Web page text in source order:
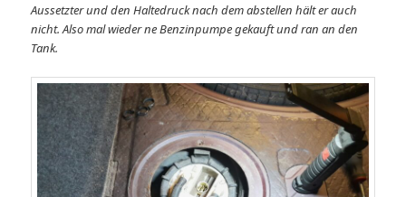
Aussetzter und den Haltedruck nach dem abstellen hält er auch
nicht. Also mal wieder ne Benzinpumpe gekauft und ran an den
Tank.